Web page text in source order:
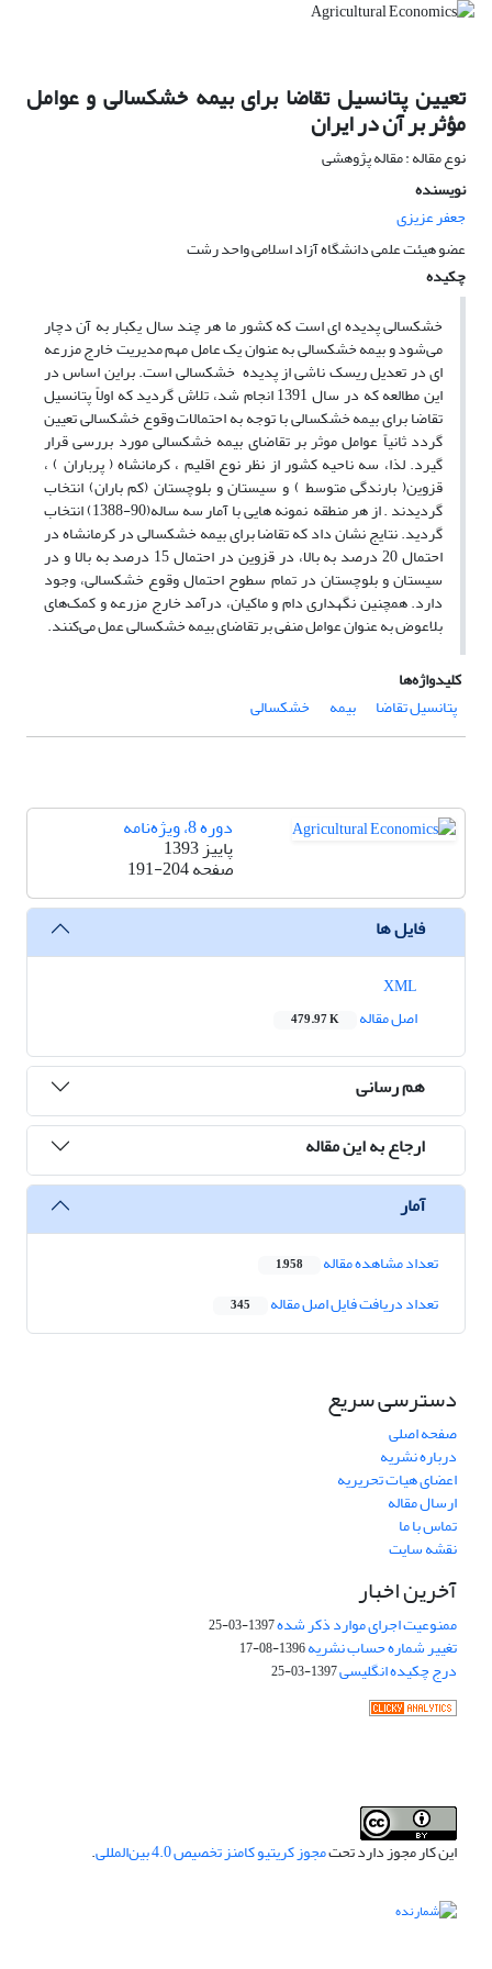
تعیین پتانسیل تقاضا برای بیمه خشکسالی و عوامل
مؤثر بر آن در ایران
نوع مقاله : مقاله پژوهشی
نویسنده
جعفر عزیزی
عضو هیئت علمی دانشگاه آزاد اسلامی واحد رشت
چکیده
خشکسالی پدیده ای است که کشور ما هر چند سال یکبار به آن دچار
می‌شود‌ و بیمه خشکسالی به عنوان یک عامل مهم مدیریت خارج مزرعه
ای در تعدیل ریسک ناشی از پدیده خشکسالی است. براین اساس در
این مطالعه که در سال 1391 انجام شد، تلاش گردید که اولاً پتانسیل
تقاضا برای بیمه خشکسالی با توجه به احتمالات وقوع خشکسالی تعیین
گردد ثانیاً عوامل موثر بر تقاضای بیمه خشکسالی مورد بررسی قرار
گیرد‌. لذا، سه ناحیه کشور از نظر نوع اقلیم ، کرمانشاه ( پرباران ) ،
قزوین( بارندگی متوسط ) و سیستان و بلوچستان (‌کم باران‌) انتخاب
گردیدند . از هر منطقه نمونه هایی با آمار سه ساله(90-1388) انتخاب
گردید. نتایج نشان داد که تقاضا برای بیمه خشکسالی در کرمانشاه در
احتمال 20 درصد به بالا، در قزوین در احتمال 15 درصد به بالا و در
سیستان و بلوچستان در تمام سطوح احتمال وقوع خشکسالی‌، وجود
دارد‌. همچنین نگهداری دام و ماکیان‌، درآمد خارج مزرعه و کمک‌های
بلاعوض به عنوان عوامل منفی بر تقاضای بیمه خشکسالی عمل می‌کنند‌.
کلیدواژه‌ها
پتانسیل تقاضا
بیمه خشکسالی
دوره 8، ویژه‌نامه
پاییز 1393
صفحه191-204
فایل ها
اصل مقاله
479.97 K
هم رسانی
ارجاع به این مقاله
آمار
تعداد مشاهده مقاله 1,958
تعداد دریافت فایل اصل مقاله 345
دسترسی سریع
صفحه اصلی
درباره نشریه
اعضای هیات تحریریه
ارسال مقاله
تماس با ما
نقشه سایت
آخرین اخبار
ممنوعیت اجرای موارد ذکر شده1397-03-25
تغییر شماره حساب نشریه1396-08-17
درج چکیده انگلیسی1397-03-25
این کار مجوز دارد تحتمجوز کریتیو کامنز تخصیص 4.0 بین‌المللی .